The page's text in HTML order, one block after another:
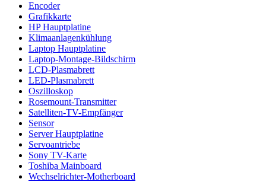
Encoder
Grafikkarte
HP Hauptplatine
Klimaanlagenkühlung
Laptop Hauptplatine
Laptop-Montage-Bildschirm
LCD-Plasmabrett
LED-Plasmabrett
Oszilloskop
Rosemount-Transmitter
Satelliten-TV-Empfänger
Sensor
Server Hauptplatine
Servoantriebe
Sony TV-Karte
Toshiba Mainboard
Wechselrichter-Motherboard